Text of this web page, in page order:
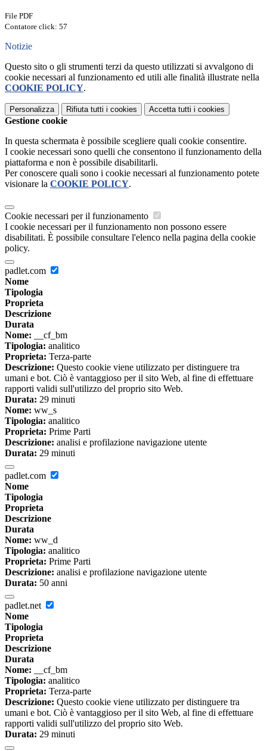
File PDF
Contatore click: 57
Notizie
Questo sito o gli strumenti terzi da questo utilizzati si avvalgono di
cookie necessari al funzionamento ed utili alle finalità illustrate nella
COOKIE POLICY.
Personalizza Rifiuta tutti i cookies Accetta tutti i cookies
Gestione cookie
In questa schermata è possibile scegliere quali cookie consentire.
I cookie necessari sono quelli che consentono il funzionamento della
piattaforma e non è possibile disabilitarli.
Per conoscere quali sono i cookie necessari al funzionamento potete
visionare la COOKIE POLICY.
Cookie necessari per il funzionamento
I cookie necessari per il funzionamento non possono essere
disabilitati. È possibile consultare l'elenco nella pagina della cookie
policy.
padlet.com
Nome
Tipologia
Proprieta
Descrizione
Durata
Nome: __cf_bm
Tipologia: analitico
Proprieta: Terza-parte
Descrizione: Questo cookie viene utilizzato per distinguere tra
umani e bot. Ciò è vantaggioso per il sito Web, al fine di effettuare
rapporti validi sull'utilizzo del proprio sito Web.
Durata: 29 minuti
Nome: ww_s
Tipologia: analitico
Proprieta: Prime Parti
Descrizione: analisi e profilazione navigazione utente
Durata: 29 minuti
padlet.com
Nome
Tipologia
Proprieta
Descrizione
Durata
Nome: ww_d
Tipologia: analitico
Proprieta: Prime Parti
Descrizione: analisi e profilazione navigazione utente
Durata: 50 anni
padlet.net
Nome
Tipologia
Proprieta
Descrizione
Durata
Nome: __cf_bm
Tipologia: analitico
Proprieta: Terza-parte
Descrizione: Questo cookie viene utilizzato per distinguere tra
umani e bot. Ciò è vantaggioso per il sito Web, al fine di effettuare
rapporti validi sull'utilizzo del proprio sito Web.
Durata: 29 minuti